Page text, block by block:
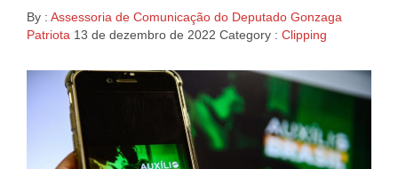
By : Assessoria de Comunicação do Deputado Gonzaga
Patriota 13 de dezembro de 2022 Category : Clipping